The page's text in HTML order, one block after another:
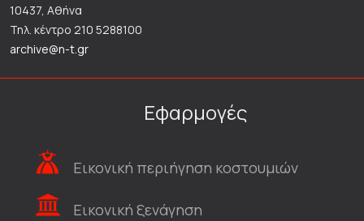
10437, Αθήνα
Τηλ. κέντρο 210 5288100
archive@n-t.gr
Εφαρμογές
Εικονική περιήγηση κοστουμιών
Εικονική ξενάγηση